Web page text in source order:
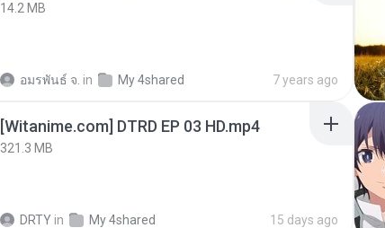
14.2 MB
อมรพันธ์ จ. in My 4shared 7 years ago
[Witanime.com] DTRD EP 03 HD.mp4
321.3 MB
DRTY in My 4shared 15 days ago